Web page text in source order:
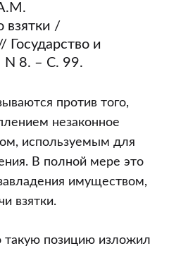
взятки /
и
N 8. – С. 99.
против того,
незаконное
используемым для
В полной мере это
имуществом,
взятки.
такую позицию изложил